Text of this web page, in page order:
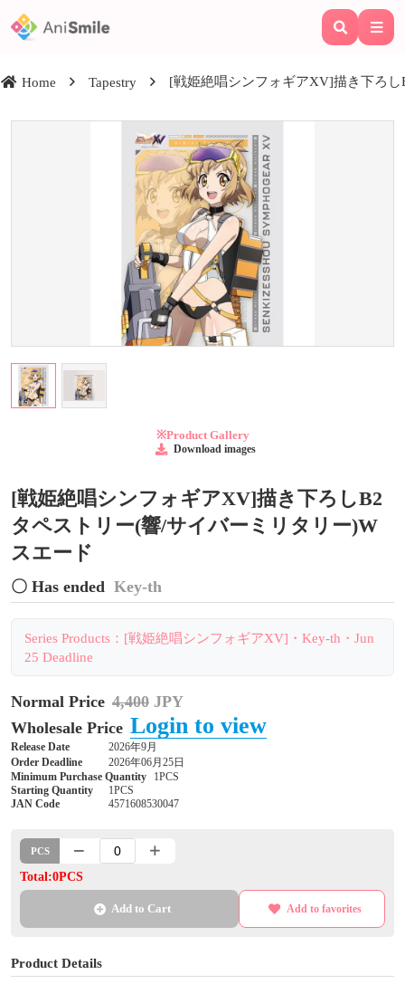
Home Tapestry [戦姫絶唱シンフォギアXV]描き下ろ
※Product Gallery
Download images
[戦姫絶唱シンフォギアXV]描き下ろしB2
タペストリー(響/サイバーミリタリー)W
スエード
〇 Has ended Key-th
Series Products：[戦姫絶唱シンフォギアXV]・Key-th・Jun
25 Deadline
Normal Price 4,400 JPY
Wholesale Price Login to view
Release Date
2026年9月
Order Deadline
2026年06月25日
Minimum Purchase Quantity
1PCS
Starting Quantity
1PCS
JAN Code
4571608530047
PCS
Total:0PCS
Add to Cart Add to favorites
Product Details